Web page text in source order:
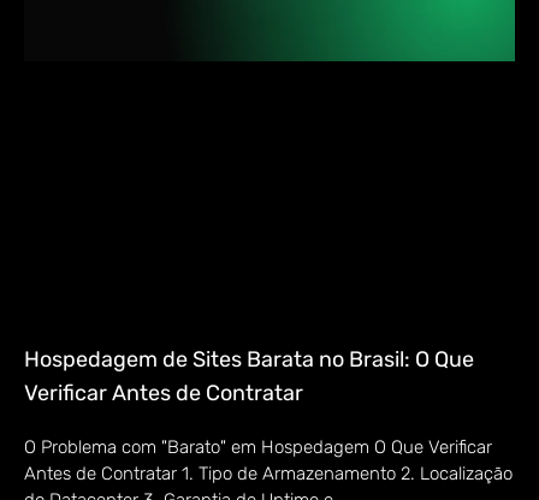
Hospedagem de Sites Barata no Brasil: O Que
Verificar Antes de Contratar
O Problema com "Barato" em Hospedagem O Que Verificar
Antes de Contratar 1. Tipo de Armazenamento 2. Localização